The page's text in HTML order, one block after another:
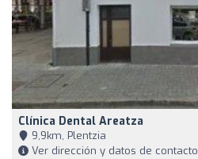
Clínica Dental Areatza
9,9km, Plentzia
Ver dirección y datos de contacto